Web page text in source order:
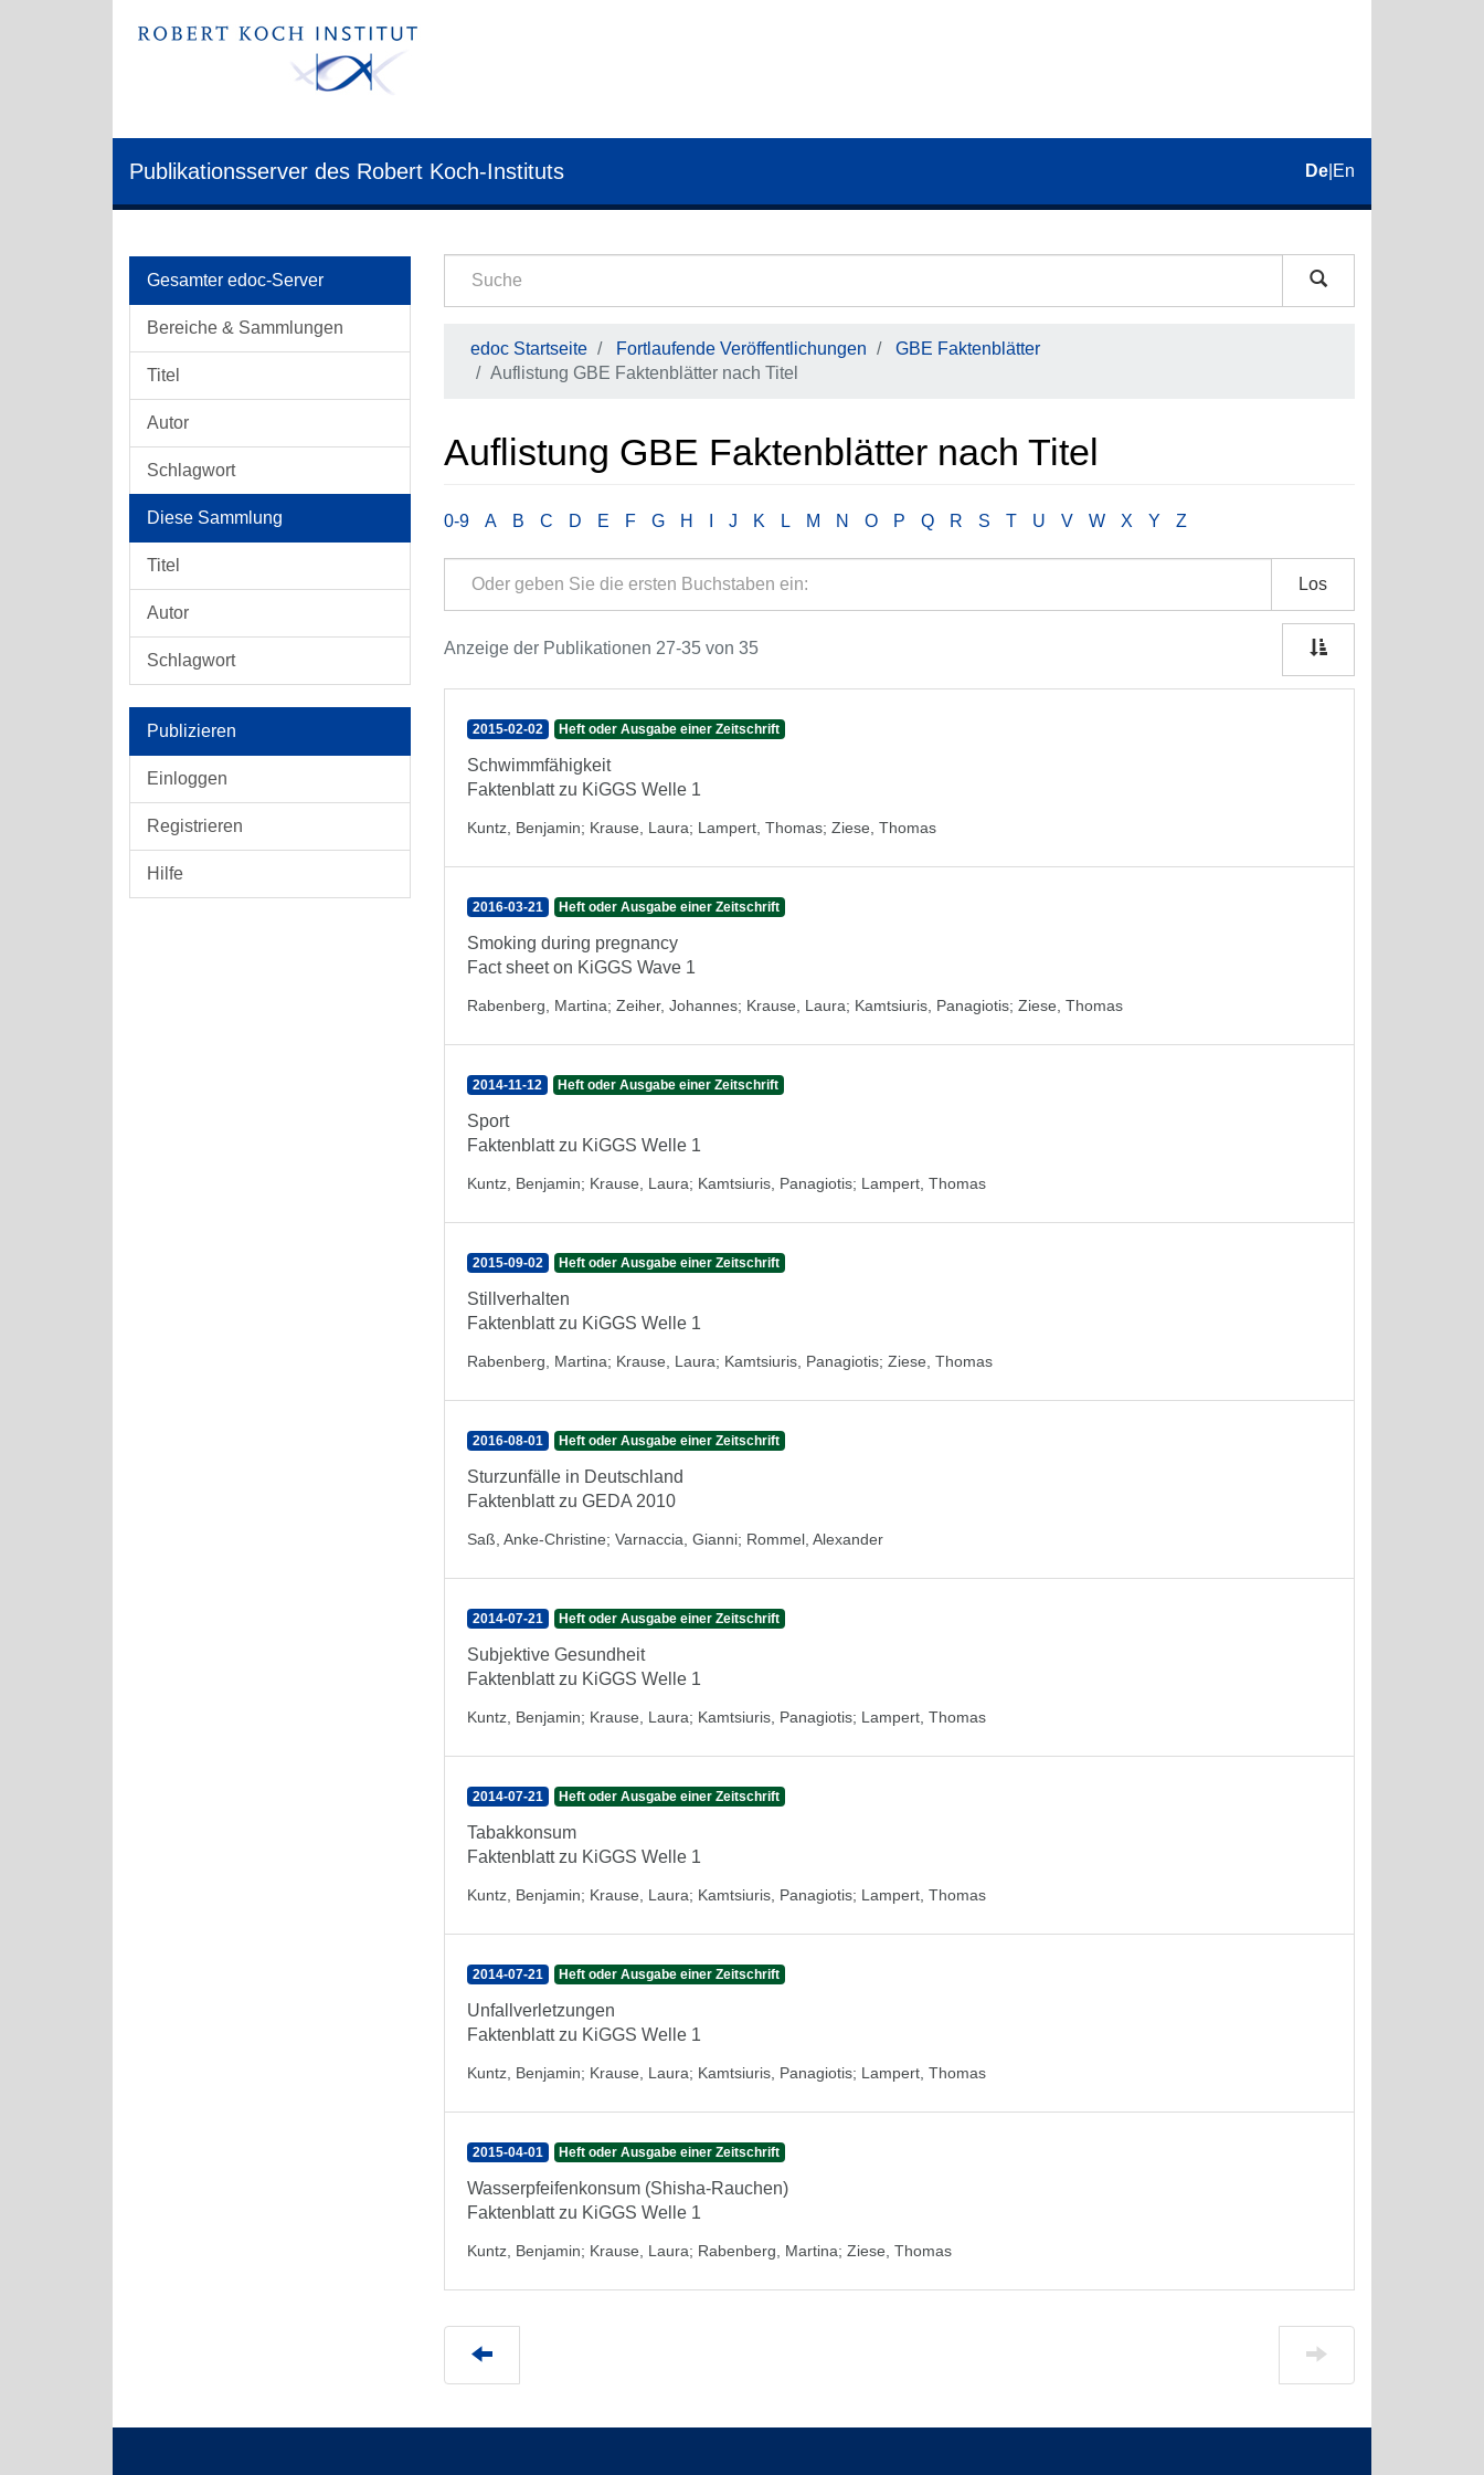
Publikationsserver des Robert Koch-Instituts De En
Gesamter edoc-Server
Bereiche & Sammlungen
Titel
Autor
Schlagwort
Diese Sammlung
Titel
Autor
Schlagwort
Publizieren
Einloggen
Registrieren
Hilfe
edoc Startseite Fortlaufende Veröffentlichungen
GBE Faktenblätter
Auflistung GBE Faktenblätter nach Titel
Auflistung GBE Faktenblätter nach Titel
0-9 A B C D E F G H J K L M N O P Q R S T U V W X Y Z
Los
Anzeige der Publikationen 27-35 von 35
2015-02-02 Heft oder Ausgabe einer Zeitschrift
Schwimmfähigkeit
Faktenblatt zu KiGGS Welle 1
Kuntz, Benjamin; Krause, Laura; Lampert, Thomas; Ziese, Thomas
2016-03-21 Heft oder Ausgabe einer Zeitschrift
Smoking during pregnancy
Fact sheet on KiGGS Wave 1
Rabenberg, Martina; Zeiher, Johannes; Krause, Laura; Kamtsiuris, Panagiotis; Ziese, Thomas
2014-11-12 Heft oder Ausgabe einer Zeitschrift
Sport
Faktenblatt zu KiGGS Welle 1
Kuntz, Benjamin; Krause, Laura; Kamtsiuris, Panagiotis; Lampert, Thomas
2015-09-02 Heft oder Ausgabe einer Zeitschrift
Stillverhalten
Faktenblatt zu KiGGS Welle 1
Rabenberg, Martina; Krause, Laura; Kamtsiuris, Panagiotis; Ziese, Thomas
2016-08-01 Heft oder Ausgabe einer Zeitschrift
Sturzunfälle in Deutschland
Faktenblatt zu GEDA 2010
Saß, Anke-Christine; Varnaccia, Gianni; Rommel, Alexander
2014-07-21 Heft oder Ausgabe einer Zeitschrift
Subjektive Gesundheit
Faktenblatt zu KiGGS Welle 1
Kuntz, Benjamin; Krause, Laura; Kamtsiuris, Panagiotis; Lampert, Thomas
2014-07-21 Heft oder Ausgabe einer Zeitschrift
Tabakkonsum
Faktenblatt zu KiGGS Welle 1
Kuntz, Benjamin; Krause, Laura; Kamtsiuris, Panagiotis; Lampert, Thomas
2014-07-21 Heft oder Ausgabe einer Zeitschrift
Unfallverletzungen
Faktenblatt zu KiGGS Welle 1
Kuntz, Benjamin; Krause, Laura; Kamtsiuris, Panagiotis; Lampert, Thomas
2015-04-01 Heft oder Ausgabe einer Zeitschrift
Wasserpfeifenkonsum (Shisha-Rauchen)
Faktenblatt zu KiGGS Welle 1
Kuntz, Benjamin; Krause, Laura; Rabenberg, Martina; Ziese, Thomas